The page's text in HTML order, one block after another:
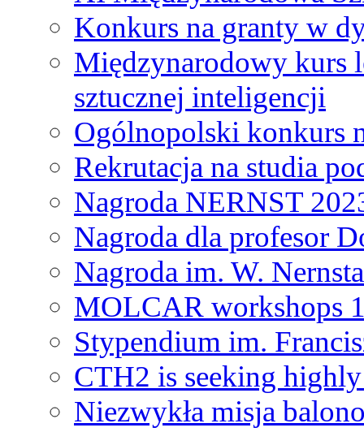
Konkurs na granty w
Międzynarodowy kurs
sztucznej inteligencji
Ogólnopolski konkurs
Rekrutacja na studia
Nagroda NERNST
Nagroda dla profesor
Nagroda im. W.
MOLCAR workshops
Stypendium im.
CTH2 is seeking
Niezwykła misja